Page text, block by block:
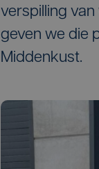
verspilling
geven we die
Middenkust.